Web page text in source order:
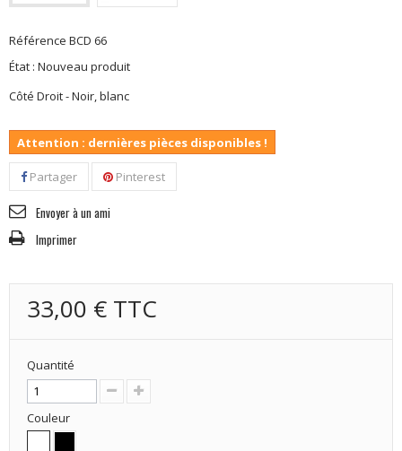
Référence BCD 66
État : Nouveau produit
Côté Droit - Noir, blanc
Attention : dernières pièces disponibles !
Partager Pinterest
Envoyer à un ami
Imprimer
33,00 € TTC
Quantité
Couleur